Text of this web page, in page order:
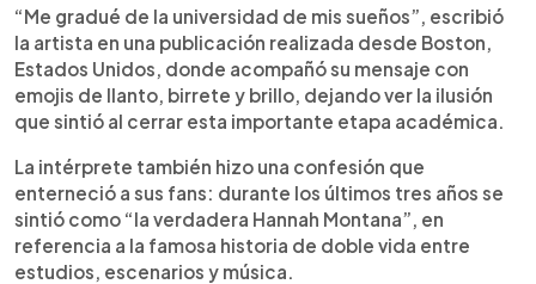
constante en su música. La artista aseguró
sentirse feliz, orgullosa y bendecida por este
logro, que llega en medio de una carrera en
crecimiento. Además, dejó un mensaje inspirador
para quienes temen perseguir sus sueños: con
esfuerzo, fe y valentía, las metas sí pueden
cumplirse.
“Me gradué de la universidad de mis sueños”, escribió
la artista en una publicación realizada desde Boston,
Estados Unidos, donde acompañó su mensaje con
emojis de llanto, birrete y brillo, dejando ver la ilusión
que sintió al cerrar esta importante etapa académica.
La intérprete también hizo una confesión que
enterneció a sus fans: durante los últimos tres años se
sintió como “la verdadera Hannah Montana”, en
referencia a la famosa historia de doble vida entre
estudios, escenarios y música.